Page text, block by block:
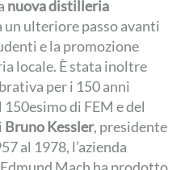
nuova distilleria
un ulteriore passo avanti
e la promozione
locale. È stata inoltre
per i 150 anni
di FEM e del
Bruno Kessler, presidente
al 1978, l’azienda